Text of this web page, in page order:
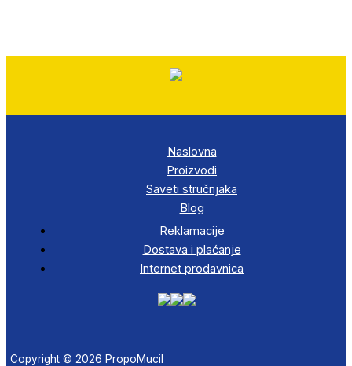
Naslovna
Proizvodi
Saveti stručnjaka
Blog
Reklamacije
Dostava i plaćanje
Internet prodavnica
Copyright © 2026 PropoMucil